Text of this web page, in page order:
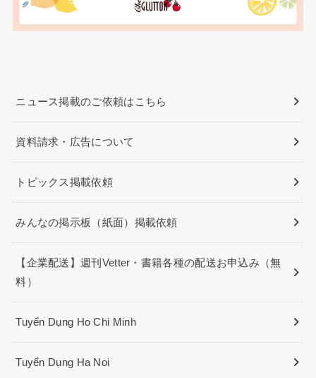
ニュース掲載のご依頼はこちら
資料請求・広告について
トピックス掲載依頼
みんなの掲示板（紙面）掲載依頼
【企業配送】週刊Vetter・書籍各種の配送お申込み（無
料）
Tuyển Dụng Ho Chi Minh
Tuyển Dụng Ha Noi